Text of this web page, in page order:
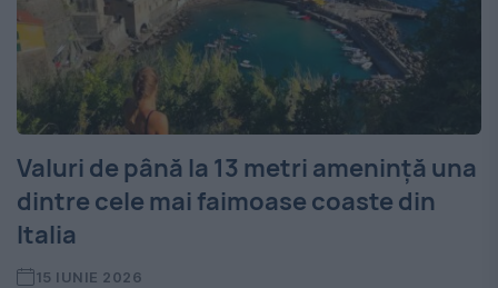
Valuri de până la 13 metri amenință una
dintre cele mai faimoase coaste din
Italia
15 IUNIE 2026